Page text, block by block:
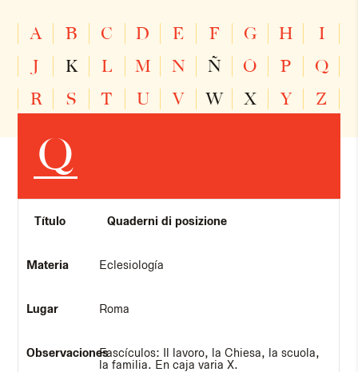
A B C D E F G H
I
J
K L M N Ñ O P
Q
R
S T U V W X Y Z
Q
Quaderni di posizione
Eclesiología
Roma
Fascículos: Il lavoro, la Chiesa, la scuola,
la familia. En caja varia X.